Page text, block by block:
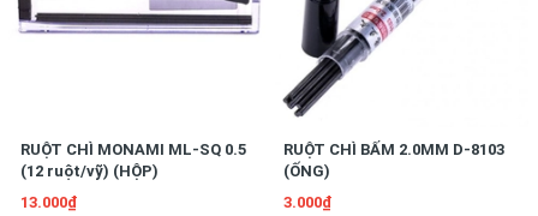
RUỘT CHÌ MONAMI ML-SQ 0.5
(12 ruột/vỹ) (HỘP)
13.000₫
RUỘT CHÌ BẤM 2.0MM D-8103
(ỐNG)
3.000₫